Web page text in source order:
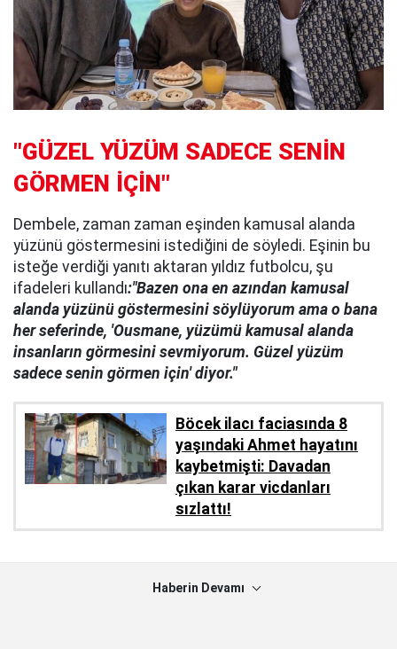
"GÜZEL YÜZÜM SADECE SENİN
GÖRMEN İÇİN"
Dembele, zaman zaman eşinden kamusal alanda
yüzünü göstermesini istediğini de söyledi. Eşinin bu
isteğe verdiği yanıtı aktaran yıldız futbolcu, şu
ifadeleri kullandı:"Bazen ona en azından kamusal
alanda yüzünü göstermesini söylüyorum ama o bana
her seferinde, 'Ousmane, yüzümü kamusal alanda
insanların görmesini sevmiyorum. Güzel yüzüm
sadece senin görmen için' diyor."
Böcek ilacı faciasında 8
yaşındaki Ahmet hayatını
kaybetmişti: Davadan
çıkan karar vicdanları
sızlattı!
Haberin Devamı